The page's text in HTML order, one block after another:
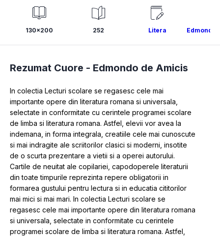
130x200 252 Litera Edmondo
Rezumat Cuore - Edmondo de Amicis
In colectia Lecturi scolare se regasesc cele mai
importante opere din literatura romana si universala,
selectate in conformitate cu cerintele programei scolare
de limba si literatura romana. Astfel, elevii vor avea la
indemana, in forma integrala, creatiile cele mai cunoscute
si mai indragite ale scriitorilor clasici si moderni, insotite
de o scurta prezentare a vietii si a operei autorului.
Cartile de neuitat ale copilariei, capodoperele literaturii
din toate timpurile reprezinta repere obligatorii in
formarea gustului pentru lectura si in educatia cititorilor
mai mici si mai mari. In colectia Lecturi scolare se
regasesc cele mai importante opere din literatura romana
si universala, selectate in conformitate cu cerintele
programei scolare de limba si literatura romana. Astfel,